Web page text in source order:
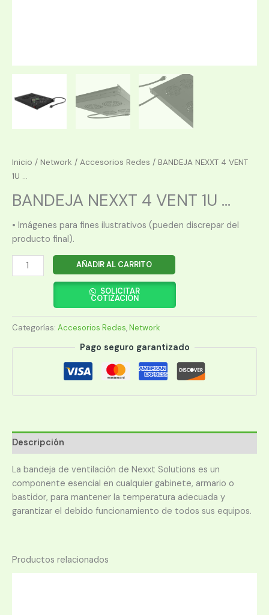
Inicio / Network / Accesorios Redes / BANDEJA NEXXT 4 VENT
1U ...
BANDEJA NEXXT 4 VENT 1U ...
• Imágenes para fines ilustrativos (pueden discrepar del
producto final).
BANDEJA
NEXXT
1U
110/220VAC
AÑADIR AL CARRITO
SOLICITAR
COTIZACIÓN
Categorías: Accesorios Redes,Network
Pago seguro garantizado
Descripción
La bandeja de ventilación de Nexxt Solutions es un
componente esencial en cualquier gabinete, armario o
bastidor, para mantener la temperatura adecuada y
garantizar el debido funcionamiento de todos sus equipos.
Productos relacionados